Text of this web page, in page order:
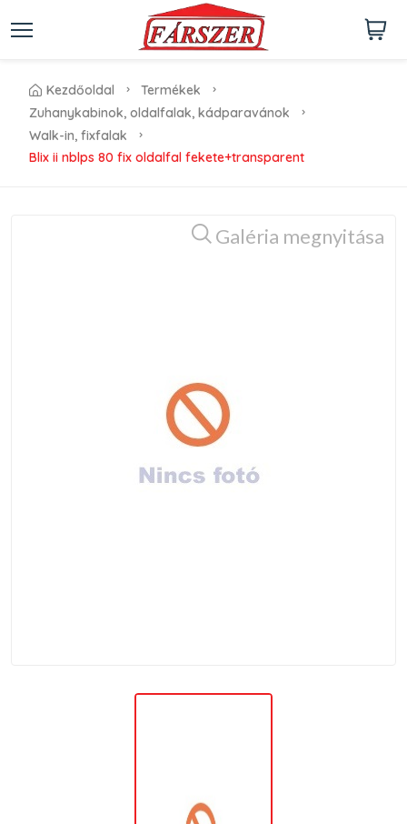
kezdőoldal
termékek
zuhanykabinok, oldalfalak, kádparavánok
walk-in, fixfalak
blix ii nblps 80 fix oldalfal fekete+transparent
Galéria megnyitása